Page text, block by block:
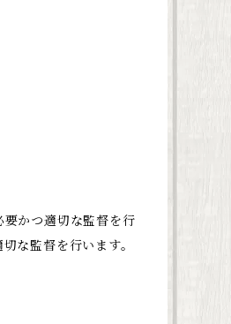
かつ適切な監督を行
な監督を行います。